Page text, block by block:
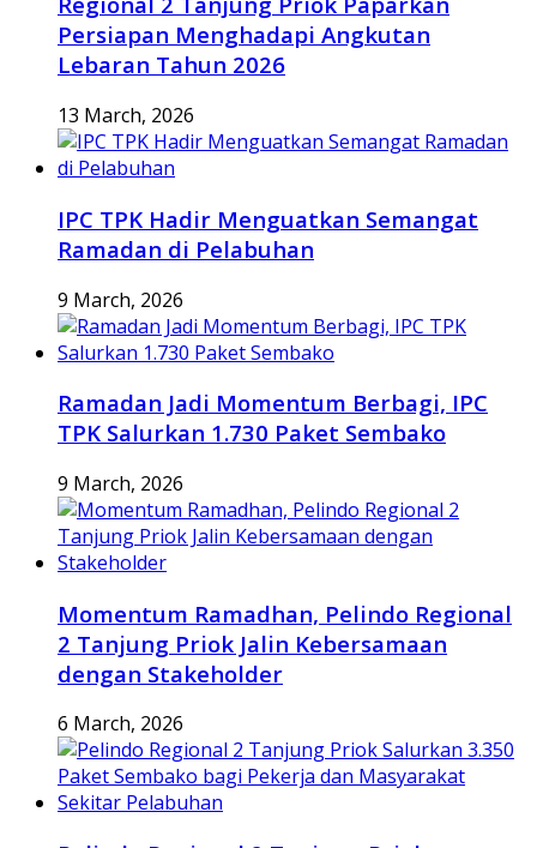
Persiapan Menghadapi Angkutan
Lebaran Tahun 2026
13 March, 2026
IPC TPK Hadir Menguatkan Semangat
Ramadan di Pelabuhan
9 March, 2026
Ramadan Jadi Momentum Berbagi, IPC
TPK Salurkan 1.730 Paket Sembako
9 March, 2026
Momentum Ramadhan, Pelindo Regional
2 Tanjung Priok Jalin Kebersamaan
dengan Stakeholder
6 March, 2026